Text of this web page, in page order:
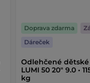
Odlehčené dětské
LUMI 50 20" 9.0 •
kg
Doprava zdarma
Dáreček